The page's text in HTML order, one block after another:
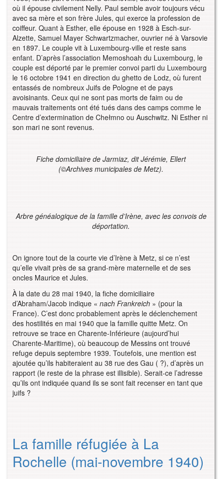
où il épouse civilement Nelly. Paul semble avoir toujours vécu
avec sa mère et son frère Jules, qui exerce la profession de
coiffeur. Quant à Esther, elle épouse en 1928 à Esch-sur-
Alzette, Samuel Mayer Schwartzmacher, ouvrier né à Varsovie
en 1897. Le couple vit à Luxembourg-ville et reste sans
enfant. D’après l’association Memoshoah du Luxembourg, le
couple est déporté par le premier convoi parti du Luxembourg
le 16 octobre 1941 en direction du ghetto de Lodz, où furent
entassés de nombreux Juifs de Pologne et de pays
avoisinants. Ceux qui ne sont pas morts de faim ou de
mauvais traitements ont été tués dans des camps comme le
Centre d’extermination de Chełmno ou Auschwitz. Ni Esther ni
son mari ne sont revenus.
Fiche domiciliaire de Jarmiaz, dit Jérémie, Ellert
(©Archives municipales de Metz).
Arbre généalogique de la famille d’Irène, avec les convois de
déportation.
On ignore tout de la courte vie d’Irène à Metz, si ce n’est
qu’elle vivait près de sa grand-mère maternelle et de ses
oncles Maurice et Jules.
À la date du 28 mai 1940, la fiche domiciliaire
d’Abraham/Jacob indique « nach Frankreich » (pour la
France). C’est donc probablement après le déclenchement
des hostilités en mai 1940 que la famille quitte Metz. On
retrouve se trace en Charente-Inférieure (aujourd’hui
Charente-Maritime), où beaucoup de Messins ont trouvé
refuge depuis septembre 1939. Toutefois, une mention est
ajoutée qu’ils habiteraient au 38 rue des Gau ( ?), d’après un
rapport (le reste de la phrase est illisible). Serait-ce l’adresse
qu’ils ont indiquée quand ils se sont fait recenser en tant que
juifs ?
La famille réfugiée à La
Rochelle (mai-novembre 1940)